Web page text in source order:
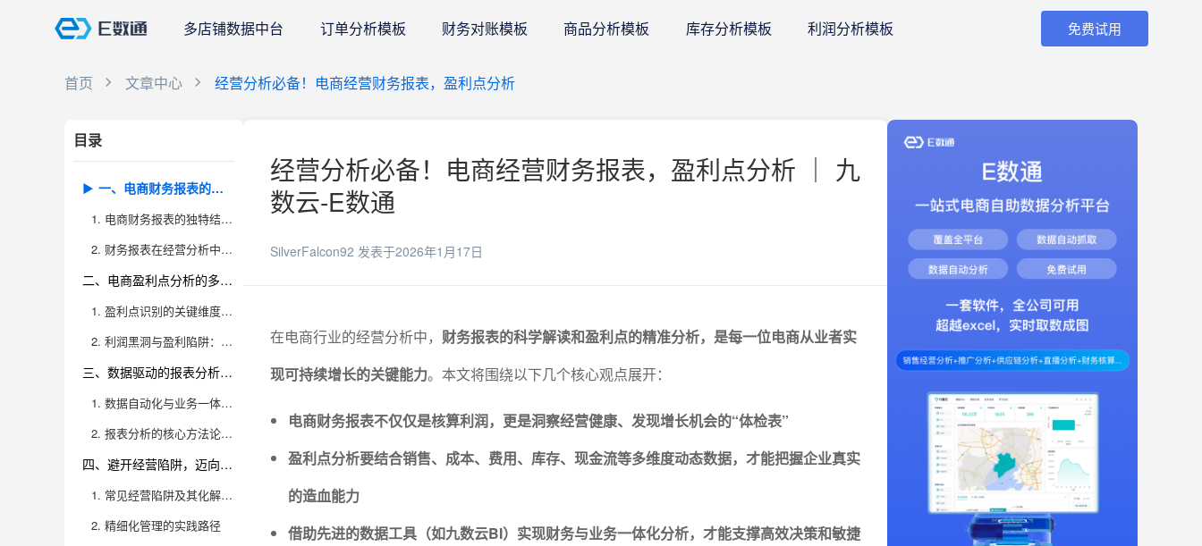
多店铺数据中台 订单分析模板 财务对账模板 商品分析模板 库存分析模板 利润分析模板 免费试用
首页 文章中心 经营分析必备！电商经营财务报表，盈利点分析
目录
一、电商财务报表的洞察力：从“账面数字”到“经营体检”
1. 电商财务报表的独特结构与意义
2. 财务报表在经营分析中的核心作用
二、电商盈利点分析的多维度思考
1. 盈利点识别的关键维度：不仅是销售额、净利润那么简单
2. 利润黑洞与盈利陷阱：电商经营中的隐形杀手
三、数据驱动的报表分析方法与工具应用
1. 数据自动化与业务一体化：电商精细化管理的基石
2. 报表分析的核心方法论：科学解读、精准归因、动态优化
四、避开经营陷阱，迈向精细化管理的进阶之路
1. 常见经营陷阱及其化解之道
2. 精细化管理的实践路径
经营分析必备！电商经营财务报表，盈利点分析 ｜ 九
数云-E数通
SilverFalcon92 发表于2026年1月17日
在电商行业的经营分析中， 财务报表的科学解读和盈利点的精准分析，是每一位电商从业者实
现可持续增长的关键能力。本文将围绕以下几个核心观点展开：
电商财务报表不仅仅是核算利润，更是洞察经营健康、发现增长机会的“体检表”
盈利点分析要结合销售、成本、费用、库存、现金流等多维度动态数据，才能把握企业真实
的造血能力
借助先进的数据工具（如九数云BI）实现财务与业务一体化分析，才能支撑高效决策和敏捷